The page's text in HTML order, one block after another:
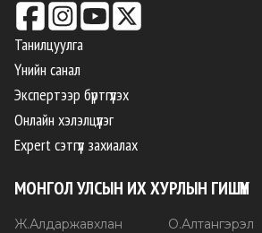
Танилцуулга
Үнийн санал
Экспертээр бүртгүүлэх
Онлайн хэлэлцүүлэг
Expert сэтгүүл захиалах
МОНГОЛ УЛСЫН ИХ ХУРЛЫН ГИШҮҮН
Ж.Алдаржавхлан О.Алтангэрэл